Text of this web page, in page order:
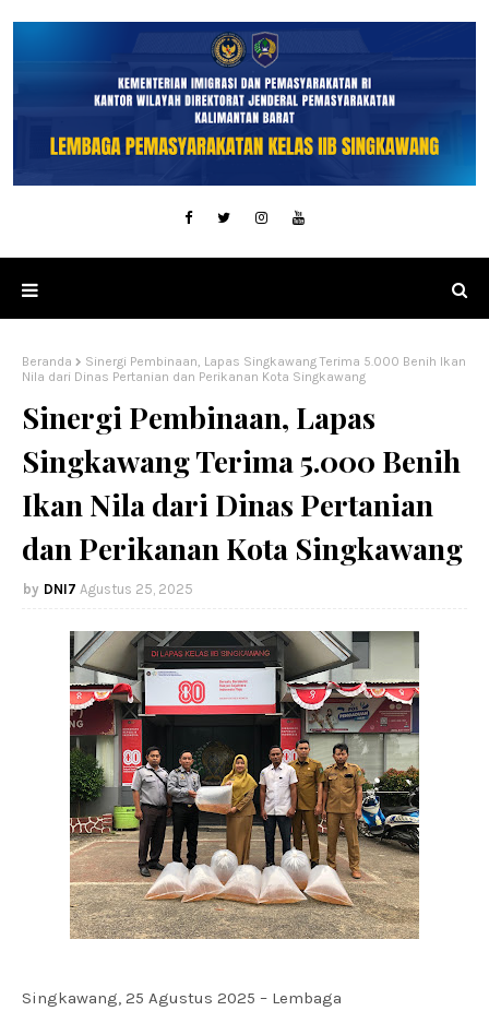
Beranda
Sinergi Pembinaan, Lapas Singkawang Terima 5.000 Benih Ikan
Nila dari Dinas Pertanian dan Perikanan Kota Singkawang
Sinergi Pembinaan, Lapas
Singkawang Terima 5.000 Benih
Ikan Nila dari Dinas Pertanian
dan Perikanan Kota Singkawang
DNI7 Agustus 25, 2025
Singkawang, 25 Agustus 2025 – Lembaga